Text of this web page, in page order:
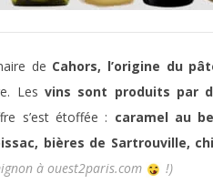
de Cahors, l’origine du
Les vins sont produits par
s’est étoffée : caramel au
bières de Sartrouville,
à ouest2paris.com !)